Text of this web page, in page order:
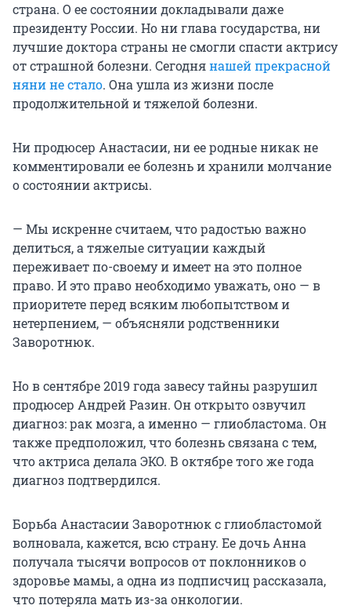
страна. О ее состоянии докладывали даже
президенту России. Но ни глава государства, ни
лучшие доктора страны не смогли спасти актрису
от страшной болезни. Сегоднянашей прекрасной
няни не стало. Она ушла из жизни после
продолжительной и тяжелой болезни.
Ни продюсер Анастасии, ни ее родные никак не
комментировали ее болезнь и хранили молчание
о состоянии актрисы.
— Мы искренне считаем, что радостью важно
делиться, а тяжелые ситуации каждый
переживает по-своему и имеет на это полное
право. И это право необходимо уважать, оно — в
приоритете перед всяким любопытством и
нетерпением, — объясняли родственники
Заворотнюк.
Но в сентябре 2019 года завесу тайны разрушил
продюсер Андрей Разин. Он открыто озвучил
диагноз: рак мозга, а именно — глиобластома. Он
также предположил, что болезнь связана с тем,
что актриса делала ЭКО. В октябре того же года
диагноз подтвердился.
Борьба Анастасии Заворотнюк с глиобластомой
волновала, кажется, всю страну. Ее дочь Анна
получала тысячи вопросов от поклонников о
здоровье мамы, а одна из подписчиц рассказала,
что потеряла мать из-за онкологии.